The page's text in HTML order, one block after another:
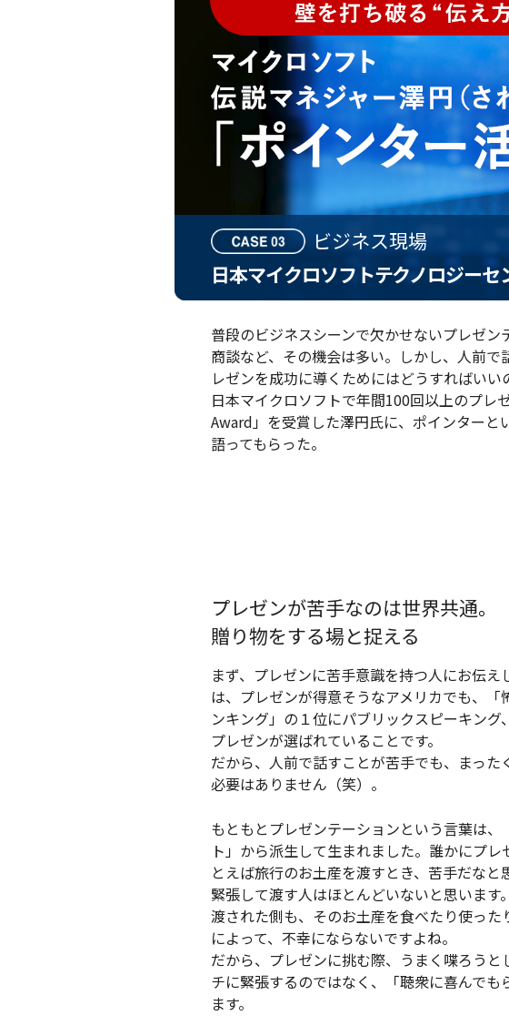
ビジネス現場
日本マイクロソフトテクノロジーセ
普段のビジネスシーンで欠かせないプレゼ
商談など、その機会は多い。しかし、人前
レゼンを成功に導くためにはどうすればいい
日本マイクロソフトで年間100回以上のプレ
Award」を受賞した澤円氏に、ポインター
語ってもらった。
プレゼンが苦手なのは世界共通。
贈り物をする場と捉える
まず、プレゼンに苦手意識を持つ人にお伝え
は、プレゼンが得意そうなアメリカでも、「
ンキング」の１位にパブリックスピーキング
プレゼンが選ばれていることです。
だから、人前で話すことが苦手でも、まった
必要はありません（笑）。
もともとプレゼンテーションという言葉は、
ト」から派生して生まれました。誰かにプレ
とえば旅行のお土産を渡すとき、苦手だなと
緊張して渡す人はほとんどいないと思います。
渡された側も、そのお土産を食べたり使った
によって、不幸にならないですよね。
だから、プレゼンに挑む際、うまく喋ろうと
チに緊張するのではなく、「聴衆に喜んで
ます。